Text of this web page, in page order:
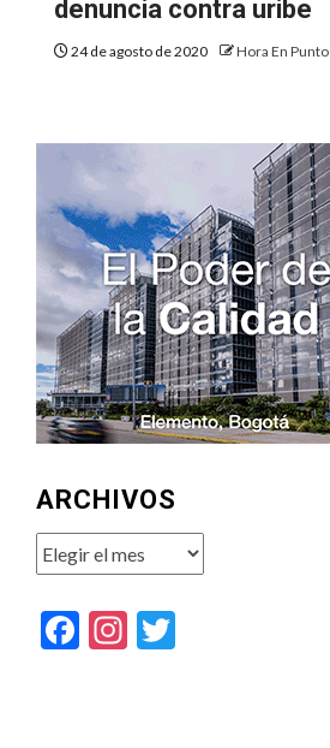
denuncia contra uribe
24 de agosto de 2020 Hora En Punto
ARCHIVOS
Archivos
Facebook
Instagram